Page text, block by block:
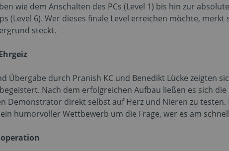
wie dem Anschalten des PCs (Level 1) bis hin zur
(Level 6). Wer dieses finale Level erreichen möchte, merkt
steckt.
Übergabe durch Pranish KC und Benedikt Lücke zeigten
Nach dem erfolgreichen Aufbau ließen es sich
Demonstrator direkt selbst auf Herz und Nieren zu
humorvoller Wettbewerb um die Frage, wer es am